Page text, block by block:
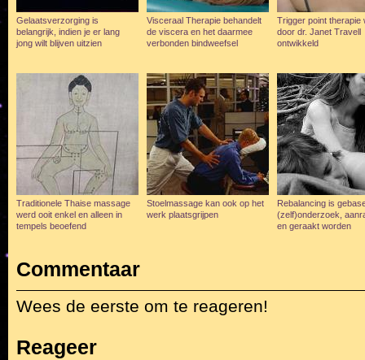
Gelaatsverzorging is
belangrijk, indien je er lang
jong wilt blijven uitzien
Visceraal Therapie behandelt
de viscera en het daarmee
verbonden bindweefsel
Trigger point therapie
door dr. Janet Travell
ontwikkeld
Traditionele Thaise massage
werd ooit enkel en alleen in
tempels beoefend
Stoelmassage kan ook op het
werk plaatsgrijpen
Rebalancing is
(zelf)onderzoek,
en geraakt worden
Commentaar
Wees de eerste om te reageren!
Reageer